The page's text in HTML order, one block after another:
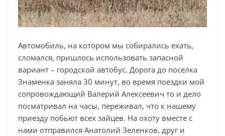
Автомобиль, на котором мы собирались ехать,
сломался, пришлось использовать запасной
вариант – городской автобус. Дорога до поселка
Знаменка заняла 30 минут, во время поездки мой
сопровождающий Валерий Алексеевич то и дело
посматривал на часы, переживал, что к нашему
приезду побьют всех зайцев. На охоту вместе с
нами отправился Анатолий Зеленков, друг и